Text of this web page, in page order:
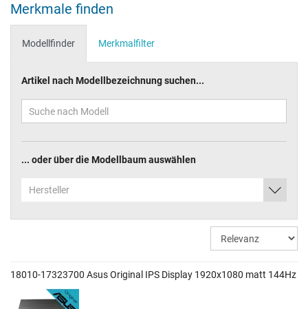
Merkmale finden
Modellfinder Merkmalfilter
Artikel nach Modellbezeichnung suchen...
... oder über die Modellbaum auswählen
Hersteller
18010-17323700 Asus Original IPS Display 1920x1080 matt 144Hz